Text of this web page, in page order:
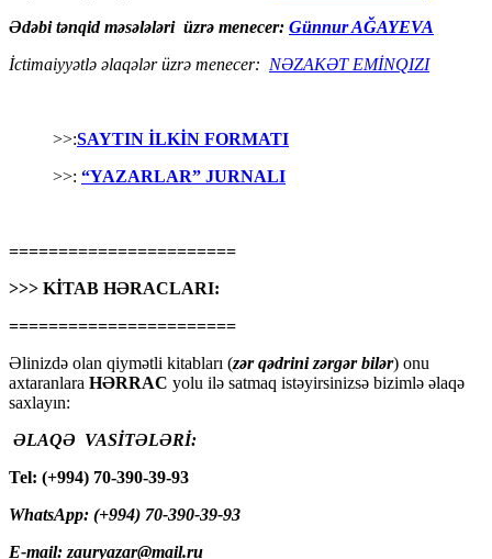
Ədəbi tənqid məsələləri üzrə menecer: Günnur AĞAYEVA
İctimaiyyətlə əlaqələr üzrə menecer: NƏZAKƏT EMİNQIZI
>>:SAYTIN İLKİN FORMATI
>>: “YAZARLAR” JURNALI
=======================
>>> KİTAB HƏRACLARI:
=======================
Əlinizdə olan qiymətli kitabları (zər qədrini zərgər bilər) onu
axtaranlara HƏRRAC yolu ilə satmaq istəyirsinizsə bizimlə əlaqə
saxlayın:
ƏLAQƏ VASİTƏLƏRİ:
Tel: (+994) 70-390-39-93
WhatsApp: (+994) 70-390-39-93
E-mail: zauryazar@mail.ru